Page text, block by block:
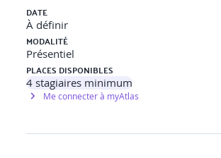
DATE
À définir
MODALITÉ
Présentiel
PLACES DISPONIBLES
4stagiaires minimum
Me connecter à myAtlas